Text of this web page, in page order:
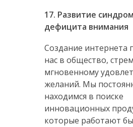
17. Развитие
дефицита внимания
Создание интернета
нас в общество,
мгновенному
желаний. Мы
находимся в поиске
инновационных
которые работают